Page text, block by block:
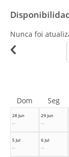
Nunca foi
28 Jun
--
29 Jun
--
5 Jul
--
6 Jul
--
Dom Seg